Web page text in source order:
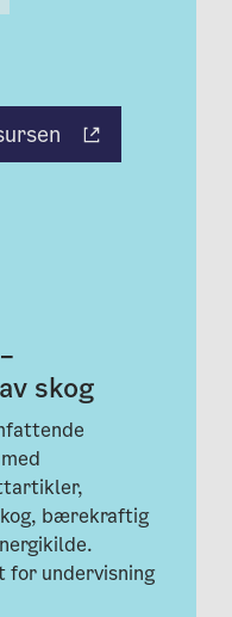
skog
bærekraftig
for undervisning